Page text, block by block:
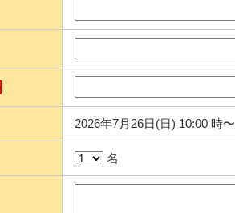
2026年7月26日(日) 10:00 時〜
名